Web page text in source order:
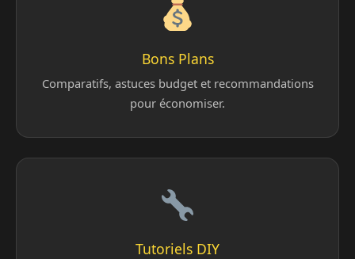
Bons Plans
Comparatifs, astuces budget et recommandations
pour économiser.
Tutoriels DIY